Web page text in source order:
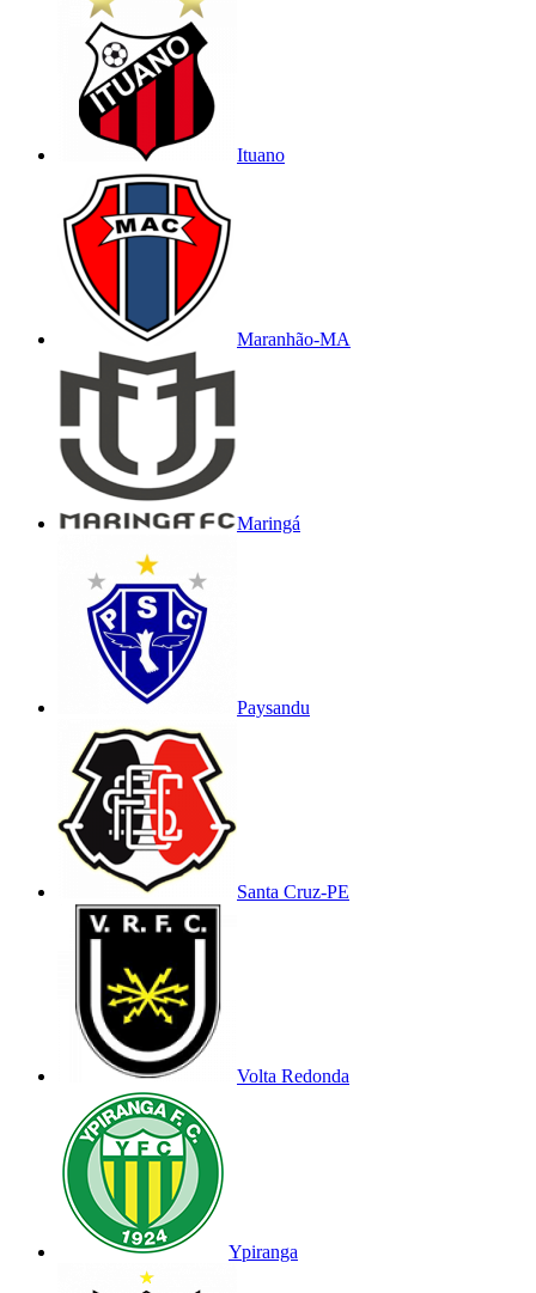
Ituano
Maranhão-MA
Maringá
Paysandu
Santa Cruz-PE
Volta Redonda
Ypiranga